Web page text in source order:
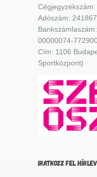
Adószám:
00000074-
Cím: 1106
Sportközpont)
IRATKOZZ FEL